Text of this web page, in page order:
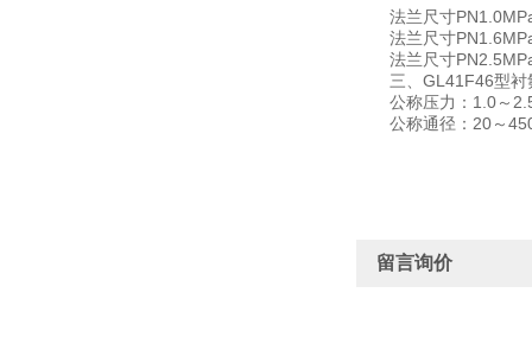
法兰尺寸PN1.0MPa
法兰尺寸PN1.6MPa
法兰尺寸PN2.5MPa
三、GL41F46型衬
公称压力：1.0～
公称通径：20～
留言询价